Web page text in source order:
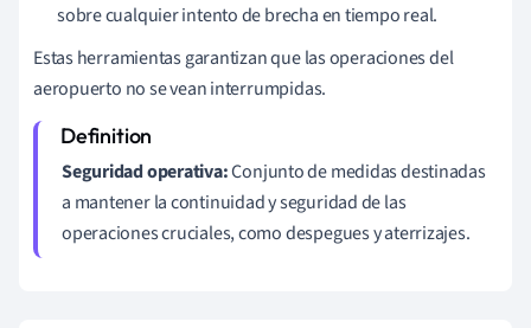
sobre cualquier intento de brecha en tiempo real.
Estas herramientas garantizan que las operaciones del
aeropuerto no se vean interrumpidas.
Seguridad operativa:Conjunto de medidas destinadas
a mantener la continuidad y seguridad de las
operaciones cruciales, como despegues y aterrizajes.